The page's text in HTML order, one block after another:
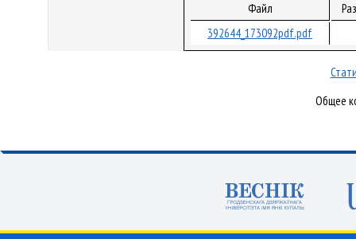
Файл
392644_173092pdf.pdf
Общее